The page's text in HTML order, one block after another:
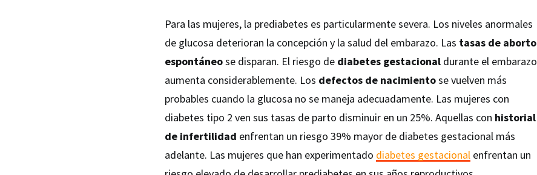
Para las mujeres, la prediabetes es particularmente severa. Los niveles anormales
de glucosa deterioran la concepción y la salud del embarazo. Las tasas de aborto
espontáneose disparan. El riesgo de diabetes gestacional durante el embarazo
aumenta considerablemente. Los defectos de nacimientose vuelven más
probables cuando la glucosa no se maneja adecuadamente. Las mujeres con
diabetes tipo 2 ven sus tasas de parto disminuir en un 25%. Aquellas con historial
de infertilidad enfrentan un riesgo 39% mayor de diabetes gestacional más
adelante. Las mujeres que han experimentado diabetes gestacional enfrentan un